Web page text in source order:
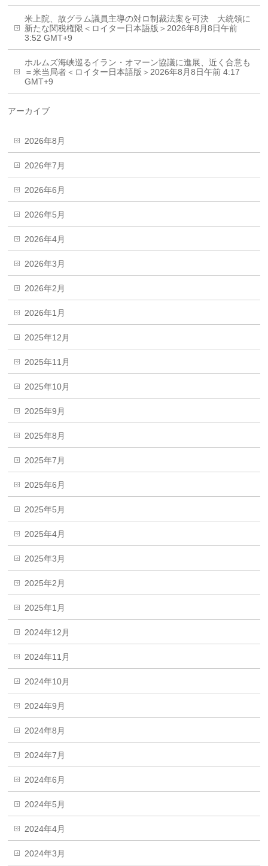
米上院、故グラム議員主導の対ロ制裁法案を可決 大統領に
新たな関税権限＜ロイター日本語版＞2026年8月8日午前
3:52 GMT+9
ホルムズ海峡巡るイラン・オマーン協議に進展、近く合意も
＝米当局者＜ロイター日本語版＞2026年8月8日午前 4:17
GMT+9
アーカイブ
2026年8月
2026年7月
2026年6月
2026年5月
2026年4月
2026年3月
2026年2月
2026年1月
2025年12月
2025年11月
2025年10月
2025年9月
2025年8月
2025年7月
2025年6月
2025年5月
2025年4月
2025年3月
2025年2月
2025年1月
2024年12月
2024年11月
2024年10月
2024年9月
2024年8月
2024年7月
2024年6月
2024年5月
2024年4月
2024年3月